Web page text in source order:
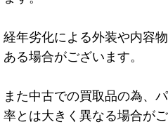
経年劣化による外装や内容
ある場合がございます。
また中古での買取品の為、
率とは大きく異なる場合がご